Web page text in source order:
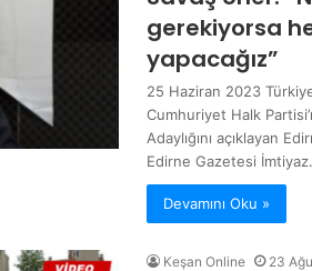
gerekiyorsa
yapacağız”
25 Haziran 2023
Cumhuriyet Halk
Adaylığını açıklayan
Edirne Gazetesi
Devamını Oku »
Keşan Online 23